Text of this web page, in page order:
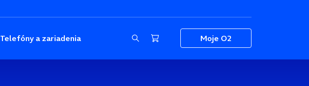
Telefóny a zariadenia Moje O2